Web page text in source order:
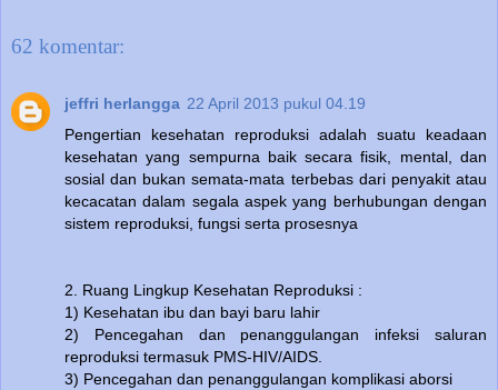
62 komentar:
jeffri herlangga 22 April 2013 pukul 04.19
Pengertian kesehatan reproduksi adalah suatu keadaan
kesehatan yang sempurna baik secara fisik, mental, dan
sosial dan bukan semata-mata terbebas dari penyakit atau
kecacatan dalam segala aspek yang berhubungan dengan
sistem reproduksi, fungsi serta prosesnya
2. Ruang Lingkup Kesehatan Reproduksi :
1) Kesehatan ibu dan bayi baru lahir
2) Pencegahan dan penanggulangan infeksi saluran
reproduksi termasuk PMS-HIV/AIDS.
3) Pencegahan dan penanggulangan komplikasi aborsi